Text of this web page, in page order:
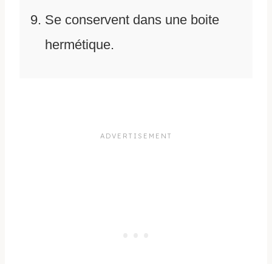
Se conservent dans une boite
hermétique.